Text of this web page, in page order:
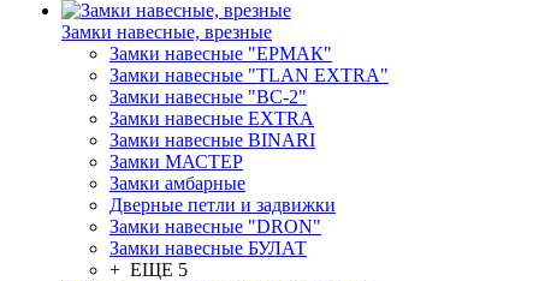
Замки навесные, врезные
Замки навесные "ЕРМАК"
Замки навесные "TLAN EXTRA"
Замки навесные "ВС-2"
Замки навесные EXTRA
Замки навесные BINARI
Замки МАСТЕР
Замки амбарные
Дверные петли и задвижки
Замки навесные "DRON"
Замки навесные БУЛАТ
+ ЕЩЕ 5